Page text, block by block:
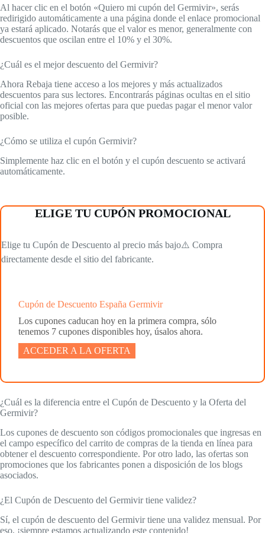
Al hacer clic en el botón «Quiero mi cupón del Germivir», serás
redirigido automáticamente a una página donde el enlace promocional
ya estará aplicado. Notarás que el valor es menor, generalmente con
descuentos que oscilan entre el 10% y el 30%.
¿Cuál es el mejor descuento del Germivir?
Ahora Rebaja tiene acceso a los mejores y más actualizados
descuentos para sus lectores. Encontrarás páginas ocultas en el sitio
oficial con las mejores ofertas para que puedas pagar el menor valor
posible.
¿Cómo se utiliza el cupón Germivir?
Simplemente haz clic en el botón y el cupón descuento se activará
automáticamente.
ELIGE TU CUPÓN PROMOCIONAL
Elige tu Cupón de Descuento al precio más bajo⚠️ Compra
directamente desde el sitio del fabricante.
Cupón de Descuento España Germivir
Los cupones caducan hoy en la primera compra, sólo
tenemos 7 cupones disponibles hoy, úsalos ahora.
ACCEDER A LA OFERTA
¿Cuál es la diferencia entre el Cupón de Descuento y la Oferta del
Germivir?
Los cupones de descuento son códigos promocionales que ingresas en
el campo específico del carrito de compras de la tienda en línea para
obtener el descuento correspondiente. Por otro lado, las ofertas son
promociones que los fabricantes ponen a disposición de los blogs
asociados.
¿El Cupón de Descuento del Germivir tiene validez?
Sí, el cupón de descuento del Germivir tiene una validez mensual. Por
eso, ¡siempre estamos actualizando este contenido!